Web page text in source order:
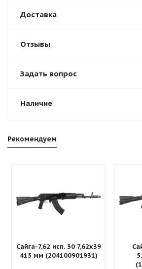
Доставка
Отзывы
Задать вопрос
Наличие
Рекомендуем
Сайга-7,62 исп. 30 7,62x39
415 мм (204100901931)